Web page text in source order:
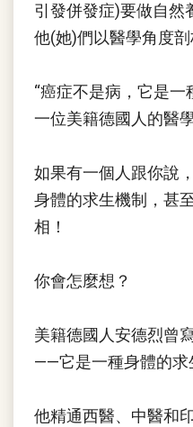
引發併發症)要做自然
他(她)們以醫學角度
“癌症不是病，它是一
一位美籍德國人的醫
如果有一個人跟你說
身體的求生機制，甚
相！
你會怎麼想？
美籍德國人安德烈曾
——它是一種身體的求
他精通西醫、中醫和